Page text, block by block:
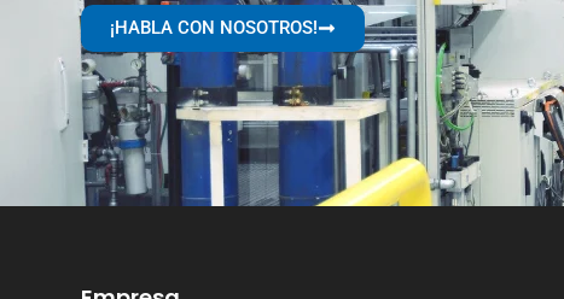
¡HABLA CON NOSOTROS!